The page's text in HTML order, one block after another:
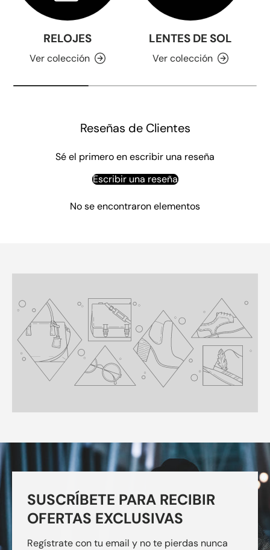
RELOJES
Ver colección
LENTES DE SOL
Ver colección
Reseñas de Clientes
Sé el primero en escribir una reseña
Escribir una reseña
No se encontraron elementos
SUSCRÍBETE PARA RECIBIR
OFERTAS EXCLUSIVAS
Regístrate con tu email y no te pierdas nunca